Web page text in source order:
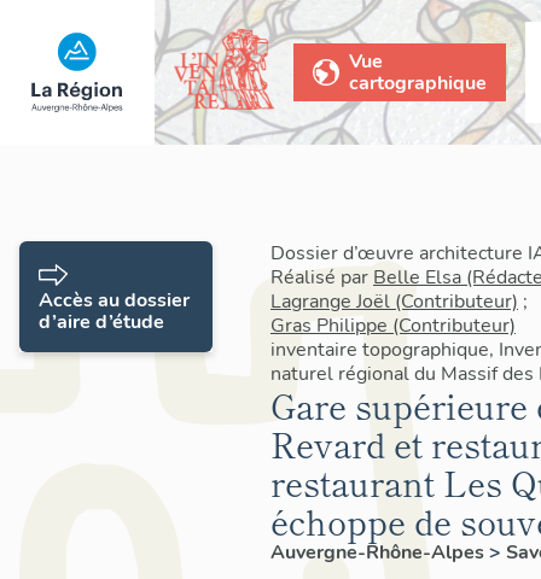
Vue
cartographique
Dossier d’œuvre architecture
Réalisé par Belle Elsa
Lagrange Joël (Contributeur) ;
Gras Philippe (Contributeur)
inventaire topographique,
naturel régional du Massif des
Gare
Revard et
restaurant Les
échoppe de
Auvergne-Rhône-Alpes>
Accès au dossier
d’aire d’étude